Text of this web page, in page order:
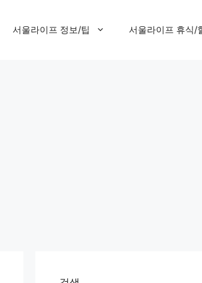
서울라이프 정보/팁 서울라이프 휴식/